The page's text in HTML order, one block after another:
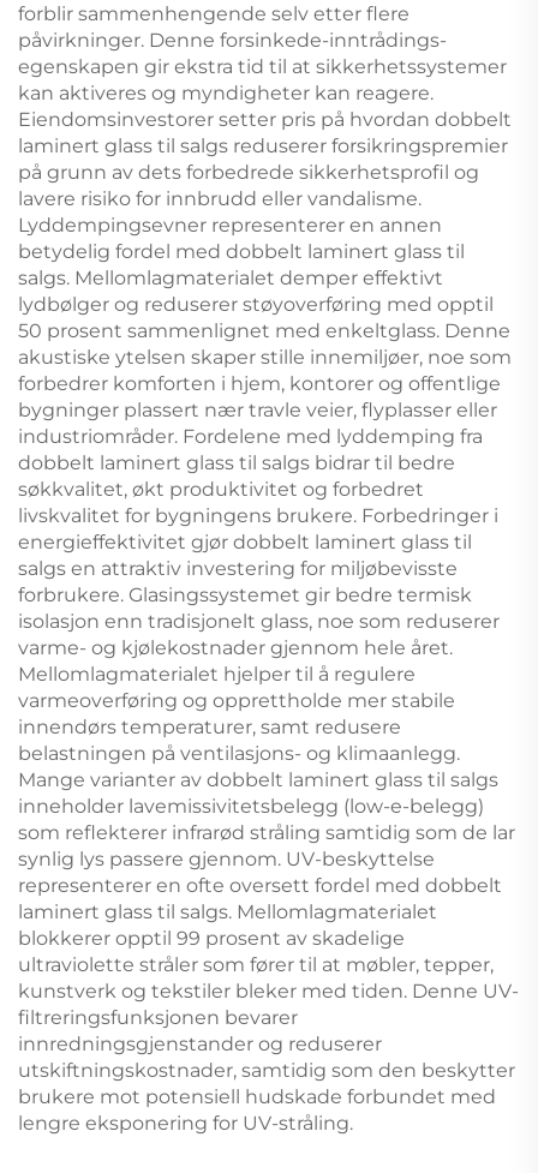
forblir sammenhengende selv etter flere
påvirkninger. Denne forsinkede-inntrådings-
egenskapen gir ekstra tid til at sikkerhetssystemer
kan aktiveres og myndigheter kan reagere.
Eiendomsinvestorer setter pris på hvordan dobbelt
laminert glass til salgs reduserer forsikringspremier
på grunn av dets forbedrede sikkerhetsprofil og
lavere risiko for innbrudd eller vandalisme.
Lyddempingsevner representerer en annen
betydelig fordel med dobbelt laminert glass til
salgs. Mellomlagmaterialet demper effektivt
lydbølger og reduserer støyoverføring med opptil
50 prosent sammenlignet med enkeltglass. Denne
akustiske ytelsen skaper stille innemiljøer, noe som
forbedrer komforten i hjem, kontorer og offentlige
bygninger plassert nær travle veier, flyplasser eller
industriområder. Fordelene med lyddemping fra
dobbelt laminert glass til salgs bidrar til bedre
søkkvalitet, økt produktivitet og forbedret
livskvalitet for bygningens brukere. Forbedringer i
energieffektivitet gjør dobbelt laminert glass til
salgs en attraktiv investering for miljøbevisste
forbrukere. Glasingssystemet gir bedre termisk
isolasjon enn tradisjonelt glass, noe som reduserer
varme- og kjølekostnader gjennom hele året.
Mellomlagmaterialet hjelper til å regulere
varmeoverføring og opprettholde mer stabile
innendørs temperaturer, samt redusere
belastningen på ventilasjons- og klimaanlegg.
Mange varianter av dobbelt laminert glass til salgs
inneholder lavemissivitetsbelegg (low-e-belegg)
som reflekterer infrarød stråling samtidig som de lar
synlig lys passere gjennom. UV-beskyttelse
representerer en ofte oversett fordel med dobbelt
laminert glass til salgs. Mellomlagmaterialet
blokkerer opptil 99 prosent av skadelige
ultraviolette stråler som fører til at møbler, tepper,
kunstverk og tekstiler bleker med tiden. Denne UV-
filtreringsfunksjonen bevarer
innredningsgjenstander og reduserer
utskiftningskostnader, samtidig som den beskytter
brukere mot potensiell hudskade forbundet med
lengre eksponering for UV-stråling.